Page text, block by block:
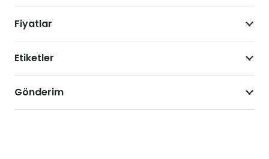
6
Arıza
Onarımı
Fiyatları
adet
Fiyatlar
Etiketler
Gönderim